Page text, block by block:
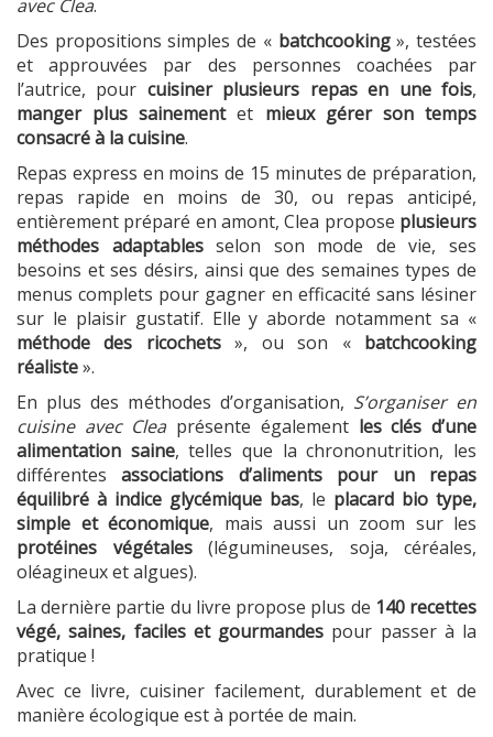
avec Clea.
Des propositions simples de « batchcooking», testées
et approuvées par des personnes coachées par
l’autrice, pour cuisiner plusieurs repas en une fois,
manger plus sainementet mieux gérer son temps
consacré à la cuisine.
Repas express en moins de 15 minutes de préparation,
repas rapide en moins de 30, ou repas anticipé,
entièrement préparé en amont, Clea propose plusieurs
méthodes adaptablesselon son mode de vie, ses
besoins et ses désirs, ainsi que des semaines types de
menus complets pour gagner en efficacité sans lésiner
sur le plaisir gustatif. Elle y aborde notamment sa «
méthode des ricochets», ou son « batchcooking
réaliste».
En plus des méthodes d’organisation, S’organiser en
cuisine avec Cleaprésente également les clés d’une
alimentation saine, telles que la chrononutrition, les
différentesassociations d’aliments pour un repas
équilibré à indice glycémique bas, le placard bio type,
simple et économique, mais aussi un zoom sur les
protéines végétales(légumineuses, soja, céréales,
oléagineux et algues).
La dernière partie du livre propose plus de 140 recettes
végé, saines, faciles et gourmandes pour passer à la
pratique !
Avec ce livre, cuisiner facilement, durablement et de
manière écologique est à portée de main.